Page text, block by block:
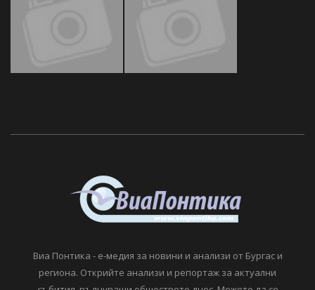
Виа Понтика - е-медия за новини и анализи от Бургас и
региона. Открийте анализи и репортаж за актуални